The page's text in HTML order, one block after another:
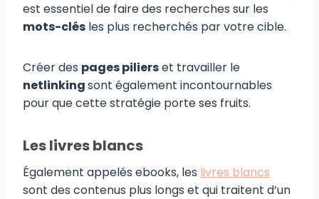
est essentiel de faire des recherches sur les
mots-clés les plus recherchés par votre cible.
Créer des pages pilierset travailler le
netlinkingsont également incontournables
pour que cette stratégie porte ses fruits.
Les livres blancs
Également appelés ebooks, les livres blancs
sont des contenus plus longs et qui traitent d’un